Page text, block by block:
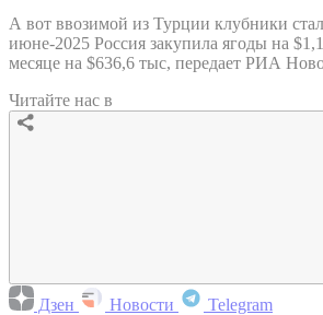
А вот ввозимой из Турции клубники
июне-2025 Россия закупила ягоды на
месяце на $636,6 тыс, передает РИА
Читайте нас в
Дзен Новости Telegram